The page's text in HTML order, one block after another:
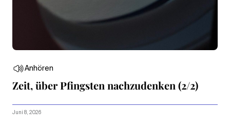
Anhören
Zeit, über Pfingsten nachzudenken (2/2)
Juni 8, 2026